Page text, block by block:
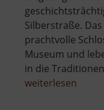
Silberstraße.
prachtvolle
Museum und
in die
weiterlesen